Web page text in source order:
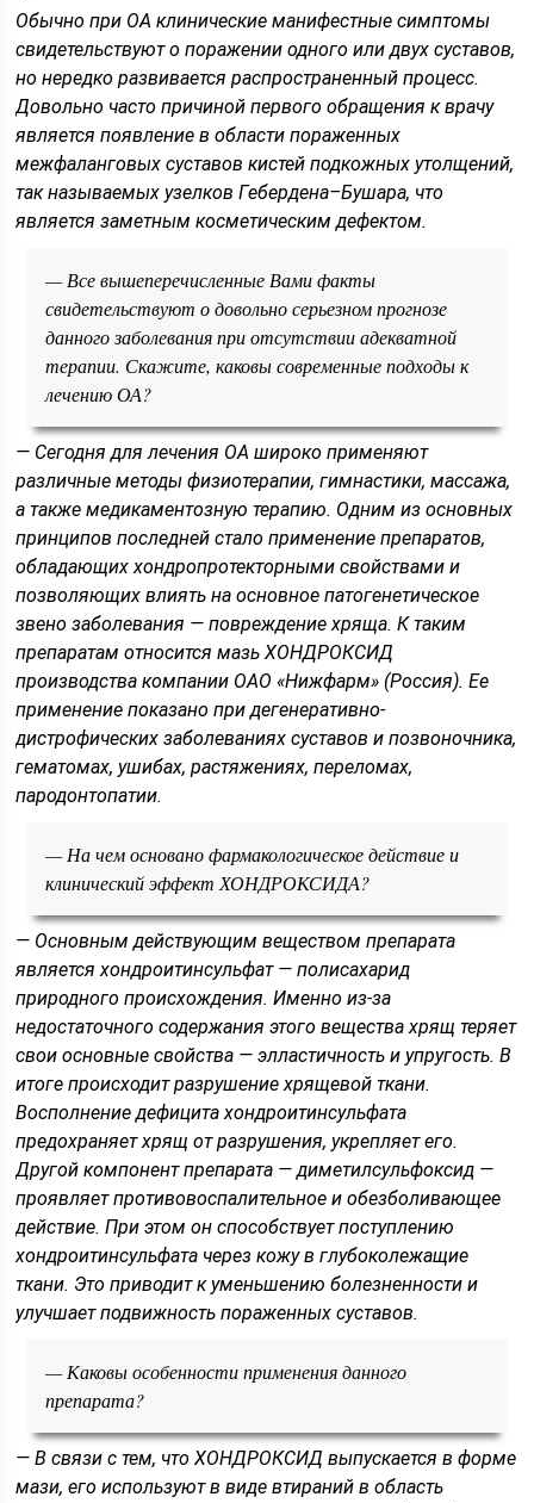
Обычно при ОА клинические манифестные симптомы
свидетельствуют о поражении одного или двух суставов,
но нередко развивается распространенный процесс.
Довольно часто причиной первого обращения к врачу
является появление в области пораженных
межфаланговых суставов кистей подкожных утолщений,
так называемых узелков Гебердена–Бушара, что
является заметным косметическим дефектом.
— Все вышеперечисленные Вами факты
свидетельствуют о довольно серьезном прогнозе
данного заболевания при отсутствии адекватной
терапии. Скажите, каковы современные подходы к
лечению ОА?
— Сегодня для лечения ОА широко применяют
различные методы физиотерапии, гимнастики, массажа,
а также медикаментозную терапию. Одним из основных
принципов последней стало применение препаратов,
обладающих хондропротекторными свойствами и
позволяющих влиять на основное патогенетическое
звено заболевания — повреждение хряща. К таким
препаратам относится мазь ХОНДРОКСИД
производства компании ОАО «Нижфарм» (Россия). Ее
применение показано при дегенеративно-
дистрофических заболеваниях суставов и позвоночника,
гематомах, ушибах, растяжениях, переломах,
пародонтопатии.
— На чем основано фармакологическое действие и
клинический эффект ХОНДРОКСИДА?
— Основным действующим веществом препарата
является хондроитинсульфат — полисахарид
природного происхождения. Именно из-за
недостаточного содержания этого вещества хрящ теряет
свои основные свойства — элластичность и упругость. В
итоге происходит разрушение хрящевой ткани.
Восполнение дефицита хондроитинсульфата
предохраняет хрящ от разрушения, укрепляет его.
Другой компонент препарата — диметилсульфоксид —
проявляет противовоспалительное и обезболивающее
действие. При этом он способствует поступлению
хондроитинсульфата через кожу в глубоколежащие
ткани. Это приводит к уменьшению болезненности и
улучшает подвижность пораженных суставов.
— Каковы особенности применения данного
препарата?
— В связи с тем, что ХОНДРОКСИД выпускается в форме
мази, его используют в виде втираний в область